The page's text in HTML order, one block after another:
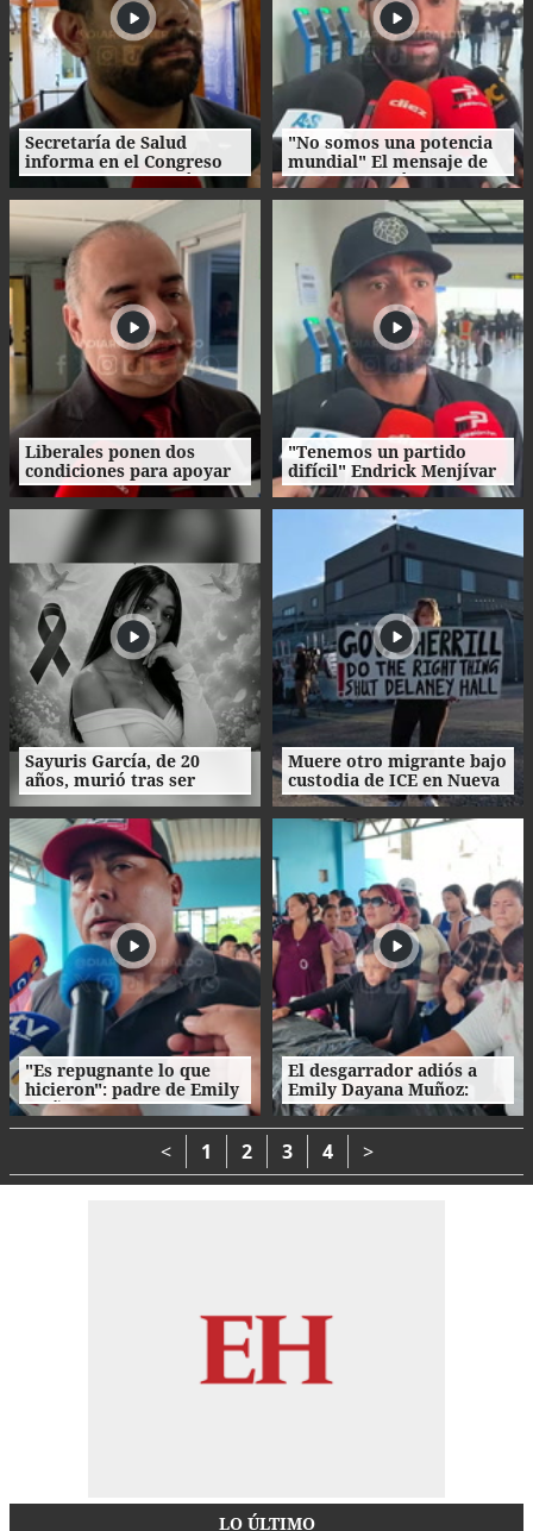
Secretaría de Salud
informa en el Congreso
avances en reducción de
la mora quirúrgica
"No somos una potencia
mundial" El mensaje de
Endrick Menjívar previo a
la Copa Centroamericana
Liberales ponen dos
condiciones para apoyar
reforma de la DNE en el
Congreso Nacional
"Tenemos un partido
difícil" Endrick Menjívar
habla previo al duelo ante
UMECIT por la Copa
Centroamericana
Sayuris García, de 20
años, murió tras ser
atacada por rechazar a un
hombre en Colombia
Muere otro migrante bajo
custodia de ICE en Nueva
Jersey
"Es repugnante lo que
hicieron": padre de Emily
Muñoz clama justicia en
su último adiós
El desgarrador adiós a
Emily Dayana Muñoz:
familiares no encuentran
consuelo
< 1 2 3 4 >
LO ÚLTIMO